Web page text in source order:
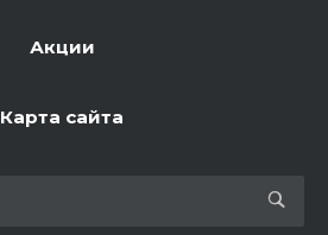
Акции
Карта сайта